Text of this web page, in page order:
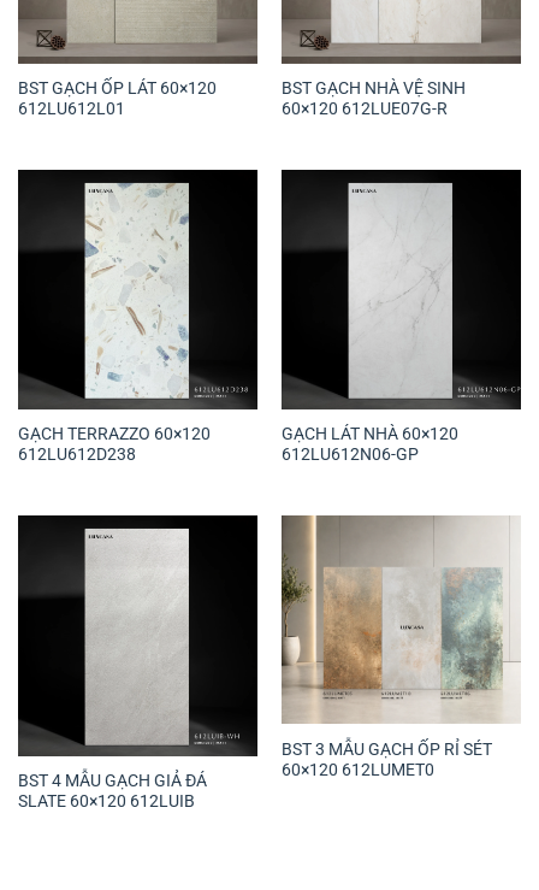
BST GẠCH ỐP LÁT 60×120
612LU612L01
BST GẠCH NHÀ VỆ SINH
60×120 612LUE07G-R
GẠCH TERRAZZO 60×120
612LU612D238
GẠCH LÁT NHÀ 60×120
612LU612N06-GP
BST 4 MẪU GẠCH GIẢ ĐÁ
SLATE 60×120 612LUIB
BST 3 MẪU GẠCH ỐP RỈ SÉT
60×120 612LUMET0